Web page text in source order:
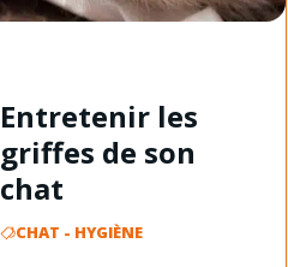
Entretenir les
griffes de son
chat
CHAT - HYGIÈNE